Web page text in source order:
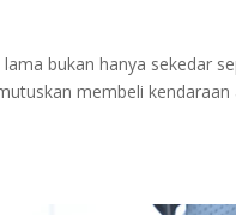
bukan hanya sekedar
membeli